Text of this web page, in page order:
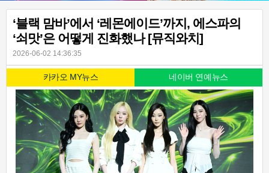
‘블랙 맘바’에서 ‘레몬에이드’까지, 에스파의
‘쇠맛’은 어떻게 진화했나 [뮤직와치]
2026-06-02 14:36:35
카카오 MY뉴스 네이버 연예뉴스